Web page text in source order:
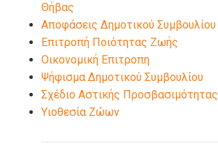
Θήβας
Αποφάσεις Δημοτικού Συμβουλίου
Επιτροπή Ποιότητας Ζωής
Οικονομική Επιτροπη
Ψήφισμα Δημοτικού Συμβουλίου
Σχέδιο Αστικής Προσβασιμότητας
Υιοθεσία Ζώων